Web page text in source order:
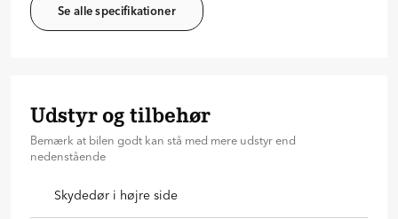
Se alle specifikationer
Udstyr og tilbehør
Bemærk at bilen godt kan stå med mere udstyr end
nedenstående
Skydedør i højre side